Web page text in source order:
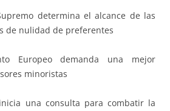
determina el alcance de las
de nulidad de preferentes
Europeo demanda una mejor
minoristas
una consulta para combatir la